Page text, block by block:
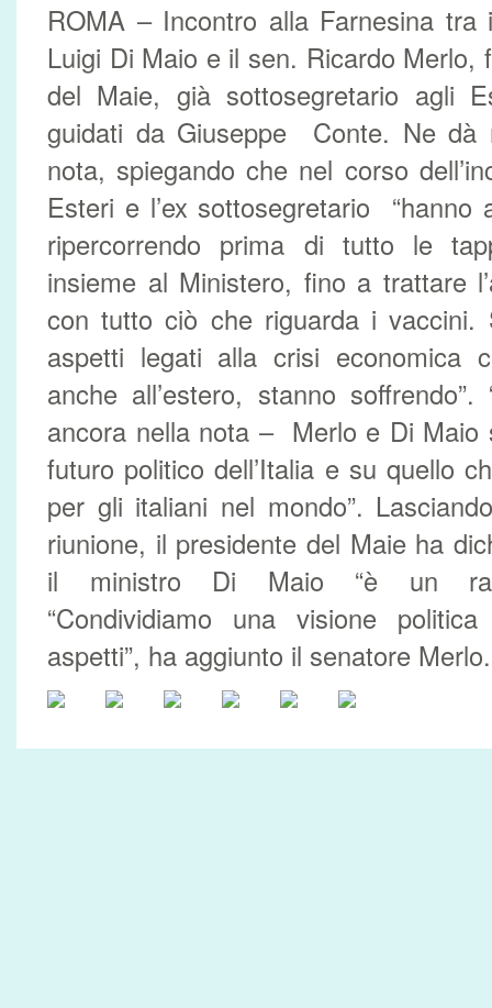
ROMA – Incontro alla Farnesina
Luigi Di Maio e il sen. Ricardo Merlo,
del Maie, già sottosegretario agli
guidati da Giuseppe Conte. Ne dà
nota, spiegando che nel corso
Esteri e l’ex sottosegretario “hanno
ripercorrendo prima di tutto le
insieme al Ministero, fino a trattare
con tutto ciò che riguarda i vaccini.
aspetti legati alla crisi economica
anche all’estero, stanno
ancora nella nota – Merlo e Di Maio
futuro politico dell’Italia e su quello
per gli italiani nel mondo”.
riunione, il presidente del Maie ha
il ministro Di Maio “è un
“Condividiamo una visione
aspetti”, ha aggiunto il senatore